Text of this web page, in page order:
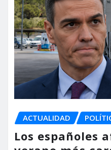
ACTUALIDAD
Los españoles